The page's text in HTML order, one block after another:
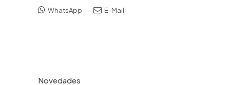
WhatsApp E-Mail
Novedades